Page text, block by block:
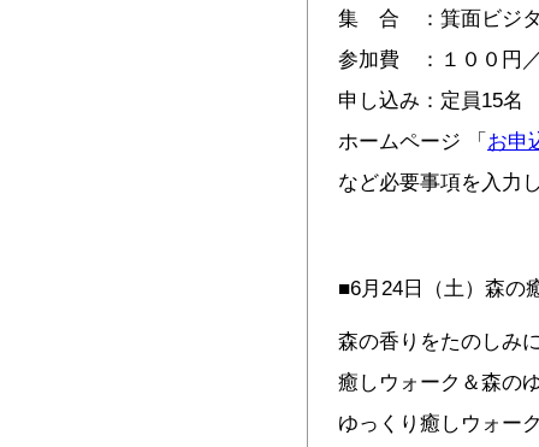
集 合 ：箕面ビジタ
参加費 ：１００円
申し込み：定員15
ホームページ 「 お申
など必要事項を入力
■6月24日（土）森の
森の香りをたのしみ
癒しウォーク＆森の
ゆっくり癒しウォー